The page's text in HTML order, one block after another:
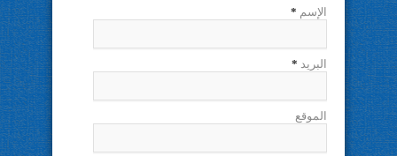
الإسم *
البريد *
الموقع